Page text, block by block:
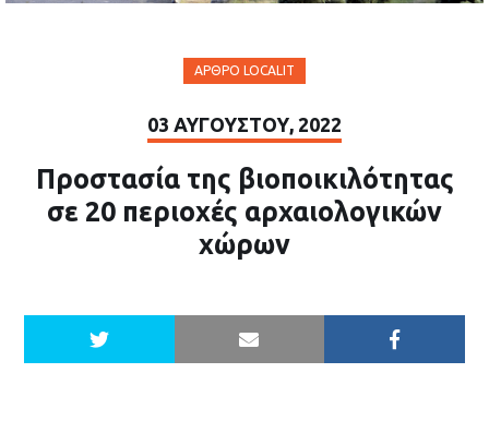
ΆΡΘΡΟ LOCALIT
03 ΑΥΓΟΎΣΤΟΥ, 2022
Προστασία της βιοποικιλότητας
σε 20 περιοχές αρχαιολογικών
χώρων